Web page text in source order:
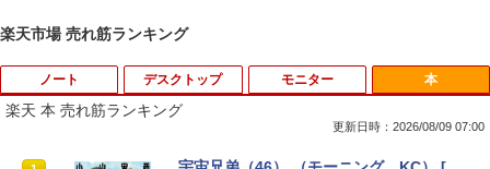
楽天市場 売れ筋ランキング
ノート デスクトップ モニター 本
楽天 本 売れ筋ランキング
更新日時：2026/08/09 07:00